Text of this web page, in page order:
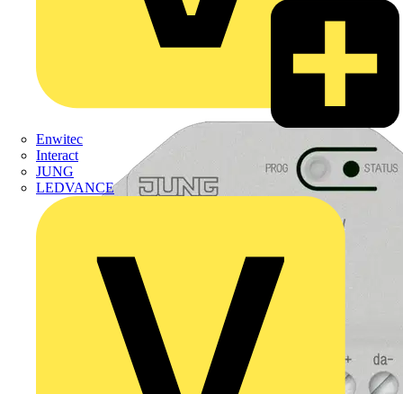
Enwitec
Interact
JUNG
LEDVANCE